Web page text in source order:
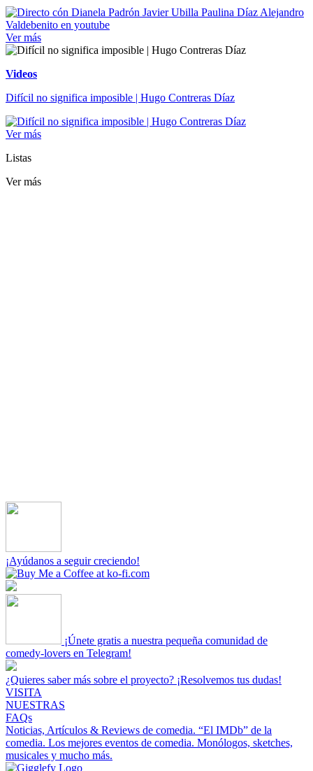
Ver más
Videos
Difícil no significa imposible | Hugo Contreras Díaz
Ver más
Listas
Ver más
¡Ayúdanos a seguir creciendo!
¡Únete gratis a nuestra pequeña comunidad de
comedy-lovers en Telegram!
¿Quieres saber más sobre el proyecto? ¡Resolvemos tus dudas!
VISITA
NUESTRAS
FAQs
Noticias, Artículos & Reviews de comedia. “El IMDb” de la
comedia. Los mejores eventos de comedia. Monólogos, sketches,
musicales y mucho más.